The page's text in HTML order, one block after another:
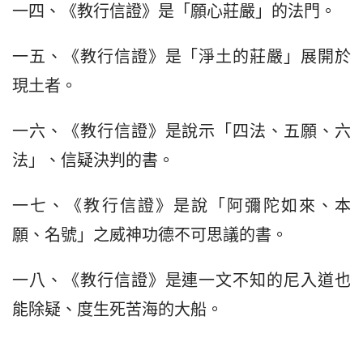
一四、《教行信證》是「願心莊嚴」的法門。
一五、《教行信證》是「淨土的莊嚴」展開於
現土者。
一六、《教行信證》是說示「四法、五願、六
法」、信疑決判的書。
一七、《教行信證》是說「阿彌陀如來、本
願、名號」之威神功德不可思議的書。
一八、《教行信證》是連一文不知的尼入道也
能除疑、度生死苦海的大船。